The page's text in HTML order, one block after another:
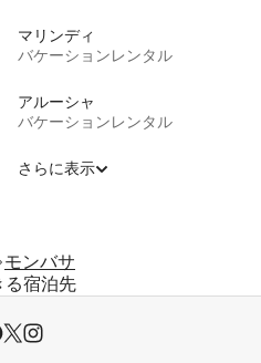
マリンディ
バケーションレンタル
アルーシャ
バケーションレンタル
さらに表示
モンバサ
宿泊先